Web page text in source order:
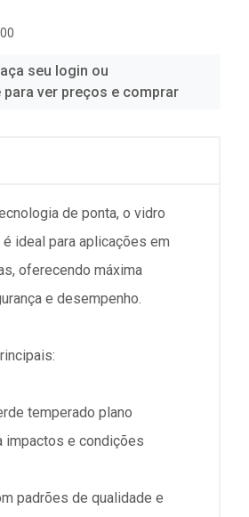
seu login ou
ver preços e comprar
de ponta, o vidro
ideal para aplicações em
oferecendo máxima
e desempenho.
temperado plano
impactos e condições
padrões de qualidade e